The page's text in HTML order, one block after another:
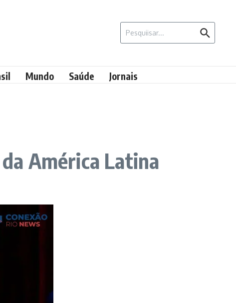
Mundo Saúde Jornais
América Latina